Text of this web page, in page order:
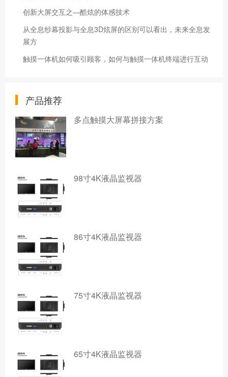
创新大屏交互之—酷炫的体感技术
从全息纱幕投影与全息3D炫屏的区别可以看出，未来全息发
展方
触摸一体机如何吸引顾客，如何与触摸一体机终端进行互动
产品推荐
多点触摸大屏幕拼接方案
98寸4K液晶监视器
86寸4K液晶监视器
75寸4K液晶监视器
65寸4K液晶监视器